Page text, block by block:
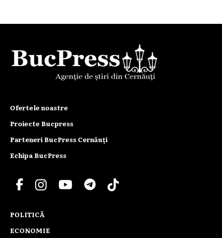
Ofertele noastre
Proiecte Bucpress
Parteneri BucPress Cernăuți
Echipa BucPress
POLITICĂ
ECONOMIE